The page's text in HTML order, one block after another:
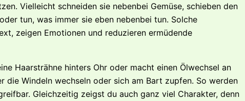
Vielleicht schneiden sie nebenbei Gemüse, schieben den
tun, was immer sie eben nebenbei tun. Solche
zeigen Emotionen und reduzieren ermüdende
Haarsträhne hinters Ohr oder macht einen Ölwechsel an
die Windeln wechseln oder sich am Bart zupfen. So werden
Gleichzeitig zeigst du auch ganz viel Charakter, denn